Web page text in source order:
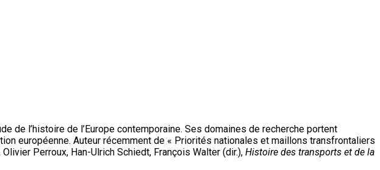
de l’histoire de l’Europe contemporaine. Ses domaines de recherche portent
européenne. Auteur récemment de « Priorités nationales et maillons transfrontaliers
Perroux, Han-Ulrich Schiedt, François Walter (dir.), Histoire des transports et de la